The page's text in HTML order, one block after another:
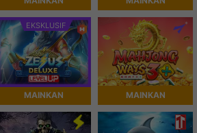
EKSKLUSIF
MAINKAN MAINKAN